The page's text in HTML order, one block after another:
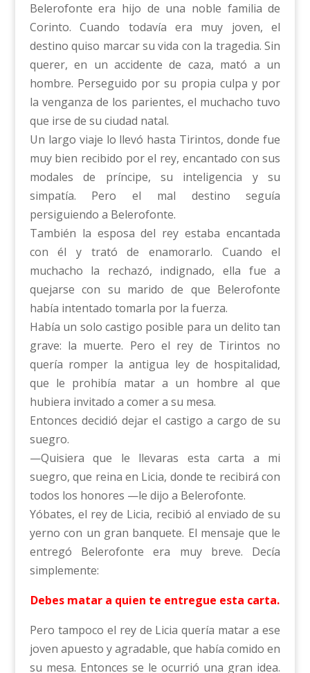
Belerofonte era hijo de una noble familia de
Corinto. Cuando todavía era muy joven, el
destino quiso marcar su vida con la tragedia. Sin
querer, en un accidente de caza, mató a un
hombre. Perseguido por su propia culpa y por
la venganza de los parientes, el muchacho tuvo
que irse de su ciudad natal.
Un largo viaje lo llevó hasta Tirintos, donde fue
muy bien recibido por el rey, encantado con sus
modales de príncipe, su inteligencia y su
simpatía. Pero el mal destino seguía
persiguiendo a Belerofonte.
También la esposa del rey estaba encantada
con él y trató de enamorarlo. Cuando el
muchacho la rechazó, indignado, ella fue a
quejarse con su marido de que Belerofonte
había intentado tomarla por la fuerza.
Había un solo castigo posible para un delito tan
grave: la muerte. Pero el rey de Tirintos no
quería romper la antigua ley de hospitalidad,
que le prohibía matar a un hombre al que
hubiera invitado a comer a su mesa.
Entonces decidió dejar el castigo a cargo de su
suegro.
—Quisiera que le llevaras esta carta a mi
suegro, que reina en Licia, donde te recibirá con
todos los honores —le dijo a Belerofonte.
Yóbates, el rey de Licia, recibió al enviado de su
yerno con un gran banquete. El mensaje que le
entregó Belerofonte era muy breve. Decía
simplemente:
Debes matar a quien te entregue esta carta.
Pero tampoco el rey de Licia quería matar a ese
joven apuesto y agradable, que había comido en
su mesa. Entonces se le ocurrió una gran idea.